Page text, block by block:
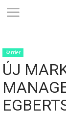
ONBRANDS
–
ÉRTÉK
Karrier
ÚJ